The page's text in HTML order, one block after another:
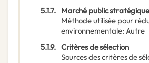
5.1.7. Marché public stratégique
Méthode utilisée pour
environnementale: Autre
5.1.9. Critères de sélection
Sources des critères de